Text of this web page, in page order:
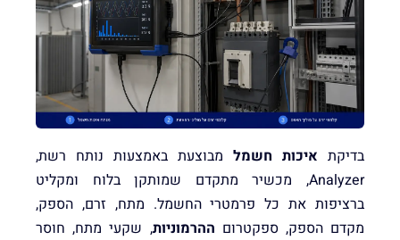
בדיקת איכות חשמל מבוצעת באמצעות נותח רשת,
Analyzer, מכשיר מתקדם שמותקן בלוח ומקליט
ברציפות את כל פרמטרי החשמל. מתח, זרם, הספק,
מקדם הספק, ספקטרום ההרמוניות, שקעי מתח, חוסר